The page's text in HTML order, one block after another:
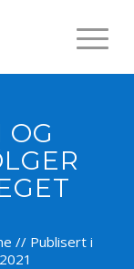
OG
// Publisert i